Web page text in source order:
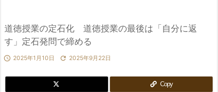
道徳授業の定石化 道徳授業の最後は「自分に返
す」定石発問で締める
 2025年1月10日  2025年9月22日
Copy